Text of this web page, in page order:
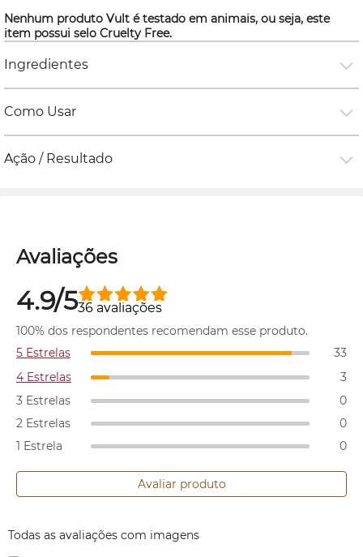
Nenhum produto Vult é testado em animais, ou seja, este
item possui selo Cruelty Free.
Ingredientes
Como Usar
Ação / Resultado
Avaliações
4.9/536 avaliações
100% dos respondentes recomendam esse produto.
5 Estrelas
33
4 Estrelas
3
3 Estrelas
0
2 Estrelas
0
1 Estrela
0
Avaliar produto
Todas as avaliações com imagens